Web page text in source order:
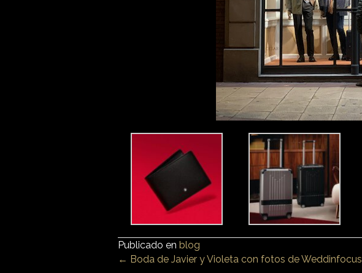
Publicado en blog
Posts
← Boda de Javier y Violeta con fotos de Weddinfocus